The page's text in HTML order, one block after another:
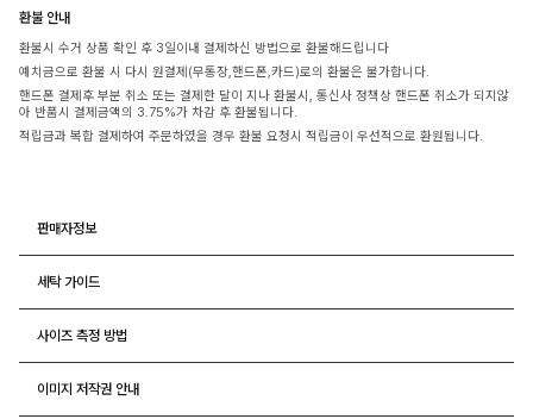
환불 안내
환불시 수거 상품 확인 후 3일이내 결제하신 방법으로 환불해드립니다
예치금으로 환불 시 다시 원결제(무통장,핸드폰,카드)로의 환불은 불가합니다.
핸드폰 결제후 부분 취소 또는 결제한 달이 지나 환불시, 통신사 정책상 핸드폰 취소가 되지않
아 반품시 결제금액의 3.75%가 차감 후 환불됩니다.
적립금과 복합 결제하여 주문하였을 경우 환불 요청시 적립금이 우선적으로 환원됩니다.
판매자정보
세탁 가이드
사이즈 측정 방법
이미지 저작권 안내